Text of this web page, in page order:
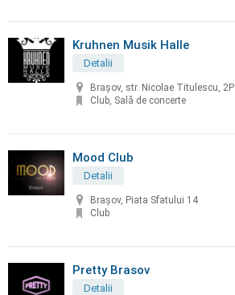
Kruhnen Musik Halle
Detalii
Brașov, str. Nicolae Titulescu, 2P
Club, Sală de concerte
Mood Club
Detalii
Brașov, Piata Sfatului 14
Club
Pretty Brasov
Detalii